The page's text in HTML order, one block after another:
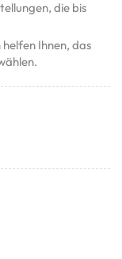
die bis
helfen Ihnen, das